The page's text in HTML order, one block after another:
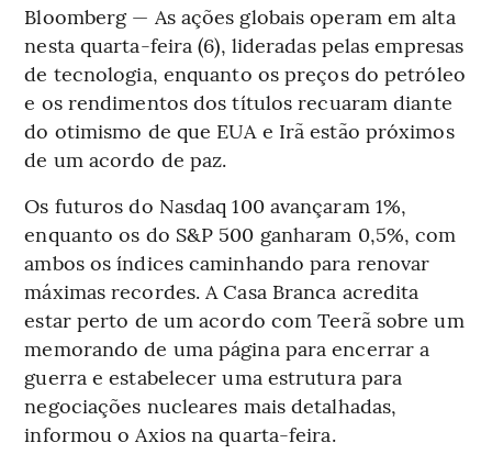
Bloomberg — As ações globais operam em alta
nesta quarta-feira (6), lideradas pelas empresas
de tecnologia, enquanto os preços do petróleo
e os rendimentos dos títulos recuaram diante
do otimismo de que EUA e Irã estão próximos
de um acordo de paz.
Os futuros do Nasdaq 100 avançaram 1%,
enquanto os do S&P 500 ganharam 0,5%, com
ambos os índices caminhando para renovar
máximas recordes. A Casa Branca acredita
estar perto de um acordo com Teerã sobre um
memorando de uma página para encerrar a
guerra e estabelecer uma estrutura para
negociações nucleares mais detalhadas,
informou o Axios na quarta-feira.